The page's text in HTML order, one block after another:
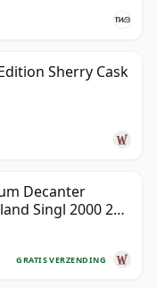
Sherry Cask
Decanter
Singl 2000 24
GRATIS VERZENDING